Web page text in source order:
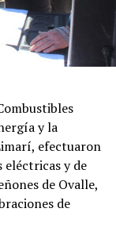
y la
efectuaron
eléctricas y de
de Ovalle,
de